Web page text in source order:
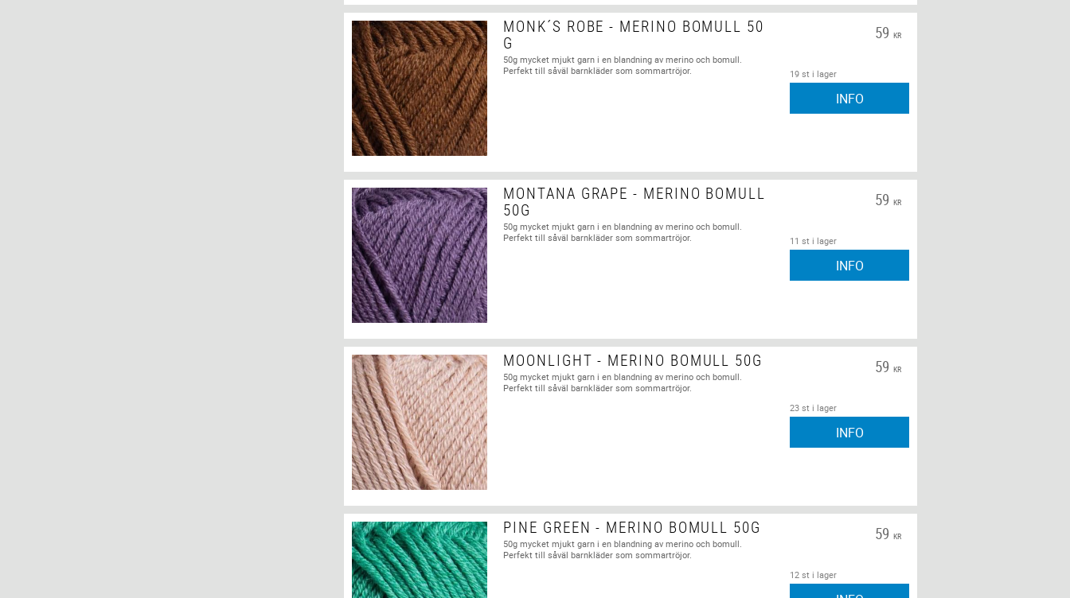
MONK´S ROBE - MERINO BOMULL 50
G
50g mycket mjukt garn i en blandning av merino och bomull.
Perfekt till såväl barnkläder som sommartröjor.
59 KR
19 st i lager
INFO
MONTANA GRAPE - MERINO BOMULL
50G
50g mycket mjukt garn i en blandning av merino och bomull.
Perfekt till såväl barnkläder som sommartröjor.
59 KR
11 st i lager
INFO
MOONLIGHT - MERINO BOMULL 50G
50g mycket mjukt garn i en blandning av merino och bomull.
Perfekt till såväl barnkläder som sommartröjor.
59 KR
23 st i lager
INFO
PINE GREEN - MERINO BOMULL 50G
50g mycket mjukt garn i en blandning av merino och bomull.
Perfekt till såväl barnkläder som sommartröjor.
59 KR
12 st i lager